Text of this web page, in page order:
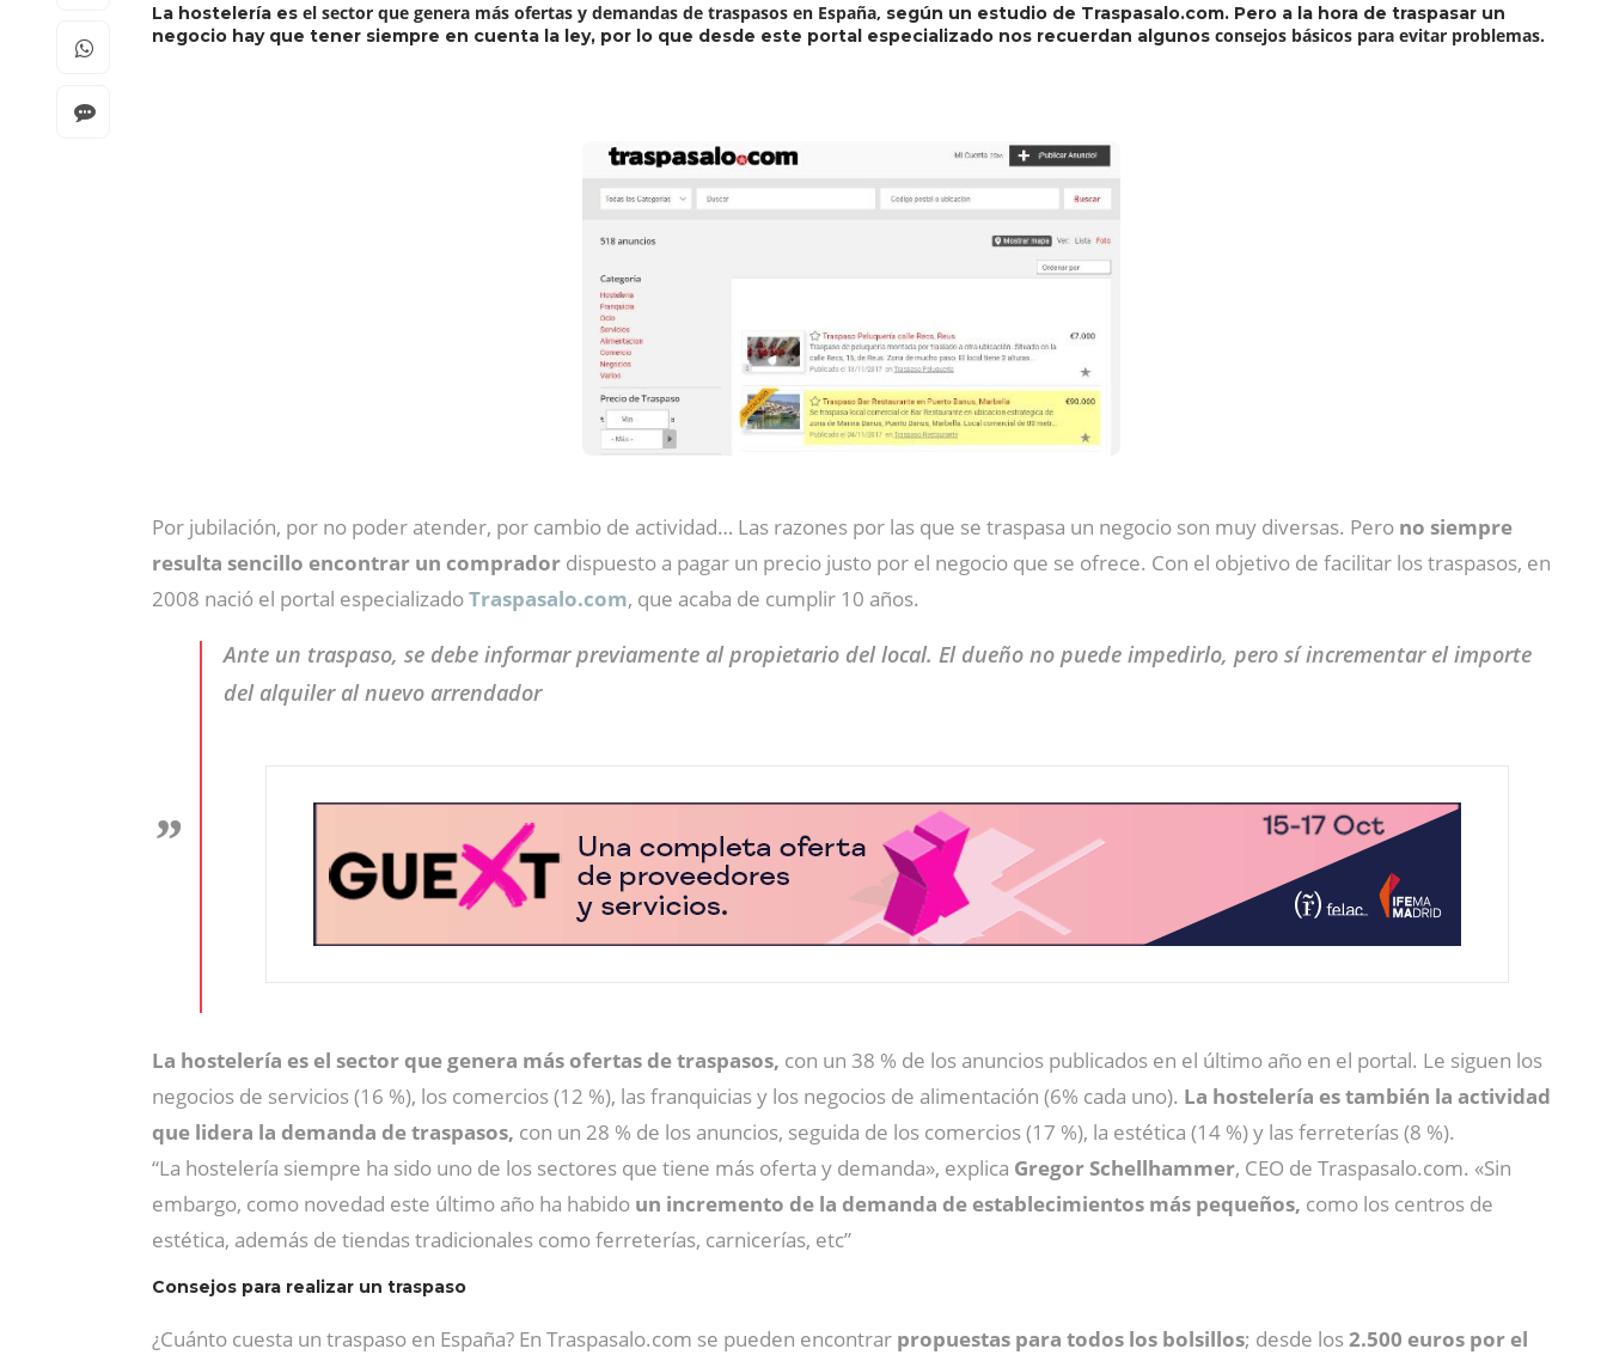
La hostelería es el sector que genera más ofertas y demandas de traspasos en España, según un estudio de Traspasalo.com. Pero a la hora de traspasar un
negocio hay que tener siempre en cuenta la ley, por lo que desde este portal especializado nos recuerdan algunos consejos básicos para evitar problemas.
Por jubilación, por no poder atender, por cambio de actividad… Las razones por las que se traspasa un negocio son muy diversas. Pero no siempre
resulta sencillo encontrar un comprador dispuesto a pagar un precio justo por el negocio que se ofrece. Con el objetivo de facilitar los traspasos, en
2008 nació el portal especializadoTraspasalo.com, que acaba de cumplir 10 años.
Ante un traspaso, se debe informar previamente al propietario del local. El dueño no puede impedirlo, pero sí incrementar el importe
del alquiler al nuevo arrendador
La hostelería es el sector que genera más ofertas de traspasos, con un 38 % de los anuncios publicados en el último año en el portal. Le siguen los
negocios de servicios (16 %), los comercios (12 %), las franquicias y los negocios de alimentación (6% cada uno). La hostelería es también la actividad
que lidera la demanda de traspasos, con un 28 % de los anuncios, seguida de los comercios (17 %), la estética (14 %) y las ferreterías (8 %).
“La hostelería siempre ha sido uno de los sectores que tiene más oferta y demanda», explica Gregor Schellhammer, CEO de Traspasalo.com. «Sin
embargo, como novedad este último año ha habido un incremento de la demanda de establecimientos más pequeños, como los centros de
estética, además de tiendas tradicionales como ferreterías, carnicerías, etc”
Consejos para realizar un traspaso
¿Cuánto cuesta un traspaso en España? En Traspasalo.com se pueden encontrar propuestas para todos los bolsillos; desde los2.500 euros por el